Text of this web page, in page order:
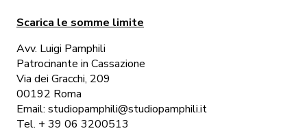
Scarica le somme limite
Avv. Luigi Pamphili
Patrocinante in Cassazione
Via dei Gracchi, 209
00192 Roma
Email: studiopamphili@studiopamphili.it
Tel. + 39 06 3200513